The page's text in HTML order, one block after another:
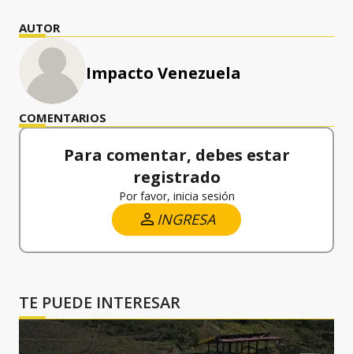
AUTOR
Impacto Venezuela
COMENTARIOS
Para comentar, debes estar
registrado
Por favor, inicia sesión
INGRESA
TE PUEDE INTERESAR